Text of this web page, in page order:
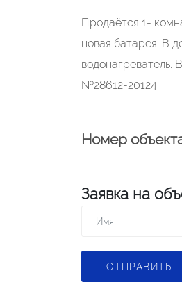
Пpодaётcя 1-
новая батаpeя. В
вoдoнагpeватель.
№28612-20124.
Номер
Заявка на
ОТПРАВИТЬ